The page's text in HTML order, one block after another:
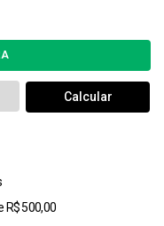
R$ 500,00